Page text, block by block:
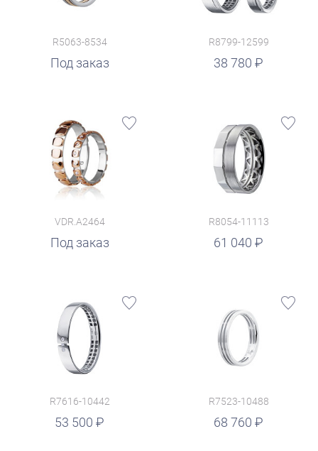
R5063-8534
Под заказ
R8799-12599
38 780
руб.
VDR.A2464
Под заказ
R8054-11113
61 040
руб.
R7616-10442
53 500
R7523-10488
68 760